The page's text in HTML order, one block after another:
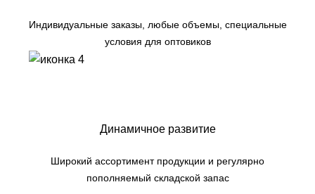
Индивидуальные заказы, любые объемы, специальные
условия для оптовиков
Динамичное развитие
Широкий ассортимент продукции и регулярно
пополняемый складской запас